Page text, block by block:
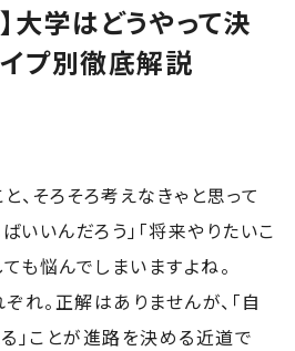
大学はどうやって決
プ別徹底解説
、そろそろ考えなきゃと思って
いいんだろう」「将来やりたいこ
も悩んでしまいますよね。
れ。正解はありませんが、「自
」ことが進路を決める近道で